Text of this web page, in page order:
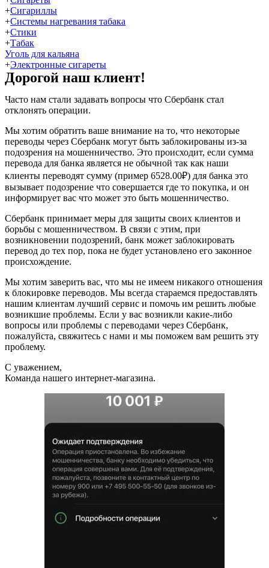
+Сигариллы
+Системы нагревания табака
+Стики
+Табак
Уголь для кальяна
+Электронные сигареты
Дорогой наш клиент!
Часто нам стали задавать вопросы что Сбербанк стал
отклонять операции.
Мы хотим обратить ваше внимание на то, что некоторые
переводы через Сбербанк могут быть заблокированы из-за
подозрения на мошенничество. Это происходит, если сумма
перевода для банка является не обычной так как наши
клиенты переводят сумму (пример 6528.00₽) для банка это
вызывает подозрение что совершается где то покупка, и он
информирует вас что может это быть мошенничество.
Сбербанк принимает меры для защиты своих клиентов и
борьбы с мошенничеством. В связи с этим, при
возникновении подозрений, банк может заблокировать
перевод до тех пор, пока не будет установлено его законное
происхождение.
Мы хотим заверить вас, что мы не имеем никакого отношения
к блокировке переводов. Мы всегда стараемся предоставлять
нашим клиентам лучший сервис и помочь им решить любые
возникшие проблемы. Если у вас возникли какие-либо
вопросы или проблемы с переводами через Сбербанк,
пожалуйста, свяжитесь с нами и мы поможем вам решить эту
проблему.
С уважением,
Команда нашего интернет-магазина.